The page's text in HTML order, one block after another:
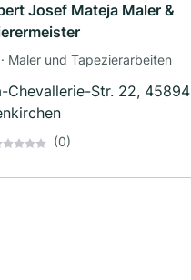
Josef Mateja Maler &
Maler und Tapezierarbeiten
Chevallerie-Str. 22, 45894
(0)